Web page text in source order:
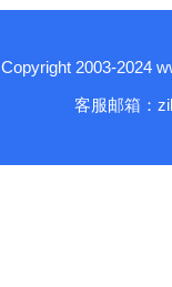
Copyright 2003-2024
客服邮箱：